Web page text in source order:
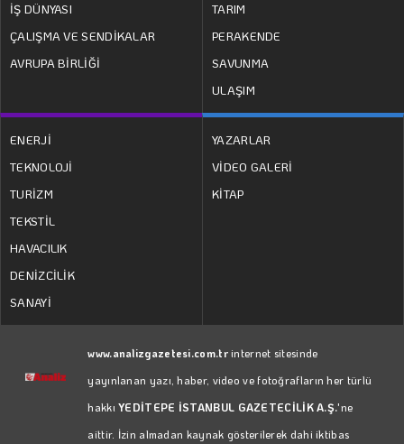
İŞ DÜNYASI
ÇALIŞMA VE SENDİKALAR
AVRUPA BİRLİĞİ
TARIM
PERAKENDE
SAVUNMA
ULAŞIM
ENERJİ
TEKNOLOJİ
TURİZM
TEKSTİL
HAVACILIK
DENİZCİLİK
SANAYİ
YAZARLAR
VİDEO GALERİ
KİTAP
www.analizgazetesi.com.trinternet sitesinde
yayınlanan yazı, haber, video ve fotoğrafların her türlü
hakkıYEDİTEPE İSTANBUL GAZETECİLİK A.Ş.'ne
aittir. İzin almadan kaynak gösterilerek dahi iktibas